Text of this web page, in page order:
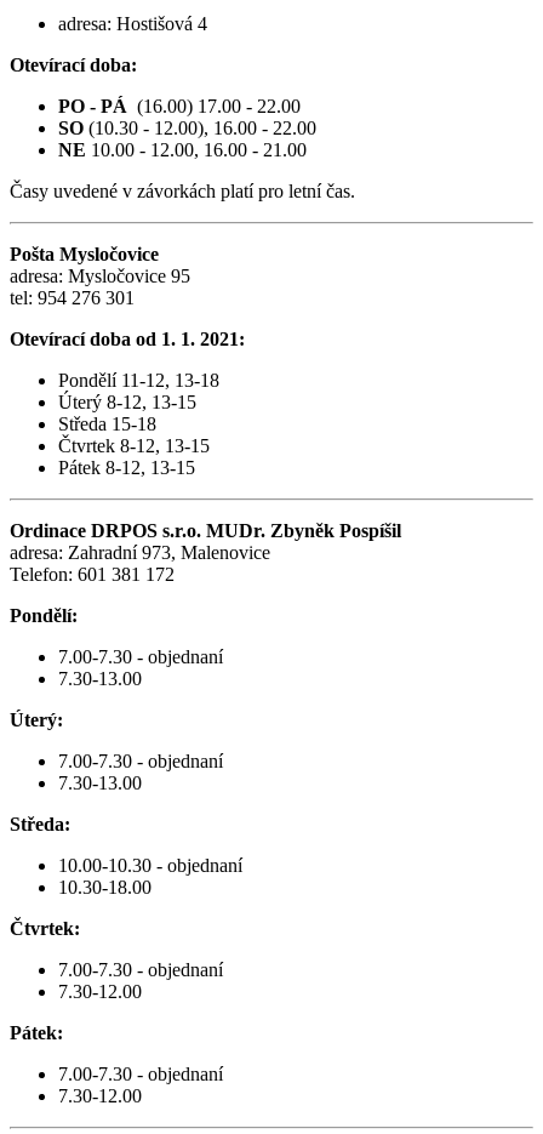
adresa: Hostišová 4
Otevírací doba:
PO - PÁ (16.00) 17.00 - 22.00
SO (10.30 - 12.00), 16.00 - 22.00
NE 10.00 - 12.00, 16.00 - 21.00
Časy uvedené v závorkách platí pro letní čas.
Pošta Mysločovice
adresa: Mysločovice 95
tel: 954 276 301
Otevírací doba od 1. 1. 2021:
Pondělí 11-12, 13-18
Úterý 8-12, 13-15
Středa 15-18
Čtvrtek 8-12, 13-15
Pátek 8-12, 13-15
Ordinace DRPOS s.r.o. MUDr. Zbyněk Pospíšil
adresa: Zahradní 973, Malenovice
Telefon: 601 381 172
Pondělí:
7.00-7.30 - objednaní
7.30-13.00
Úterý:
7.00-7.30 - objednaní
7.30-13.00
Středa:
10.00-10.30 - objednaní
10.30-18.00
Čtvrtek:
7.00-7.30 - objednaní
7.30-12.00
Pátek:
7.00-7.30 - objednaní
7.30-12.00